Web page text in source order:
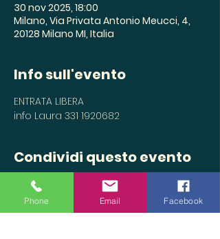
30 nov 2025, 18:00
Milano, Via Privata Antonio Meucci, 4,
20128 Milano MI, Italia
Info sull'evento
ENTRATA LIBERA
info Laura 331 1920682
Condividi questo evento
Phone Email Facebook